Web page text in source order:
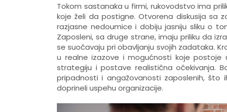
Tokom sastanaka u firmi, rukovodstvo ima
koje želi da postigne. Otvorena diskusija sa
razjasne nedoumice i dobiju jasniju sliku o
Zaposleni, sa druge strane, imaju priliku da
se suočavaju pri obavljanju svojih zadataka.
u realne izazove i mogućnosti koje
strategiju i postave realistična očekivanja.
pripadnosti i angažovanosti zaposlenih, što
doprineli uspehu organizacije.